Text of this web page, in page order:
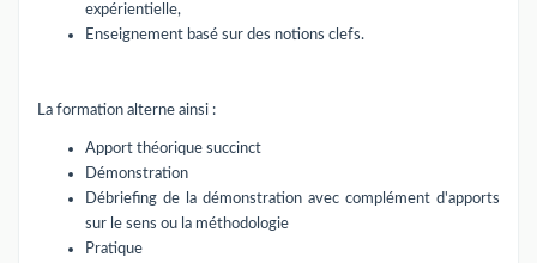
expérientielle,
Enseignement basé sur des notions clefs.
La formation alterne ainsi :
Apport théorique succinct
Démonstration
Débriefing de la démonstration avec complément d'apports
sur le sens ou la méthodologie
Pratique